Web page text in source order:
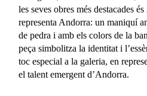
les seves obres més destacades és
representa Andorra: un maniquí
de pedra i amb els colors de la
peça simbolitza la identitat i
toc especial a la galeria, en
el talent emergent d’Andorra.